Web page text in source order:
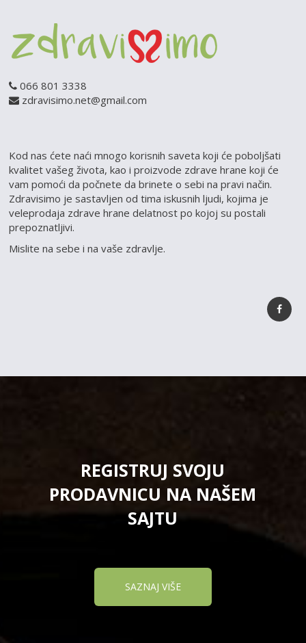
066 801 3338
zdravisimo.net@gmail.com
Kod nas ćete naći mnogo korisnih saveta koji će poboljšati
kvalitet vašeg života, kao i proizvode zdrave hrane koji će
vam pomoći da počnete da brinete o sebi na pravi način.
Zdravisimo je sastavljen od tima iskusnih ljudi, kojima je
veleprodaja zdrave hrane delatnost po kojoj su postali
prepoznatljivi.
Mislite na sebe i na vaše zdravlje.
REGISTRUJ SVOJU
PRODAVNICU NA NAŠEM
SAJTU
SAZNAJ VIŠE